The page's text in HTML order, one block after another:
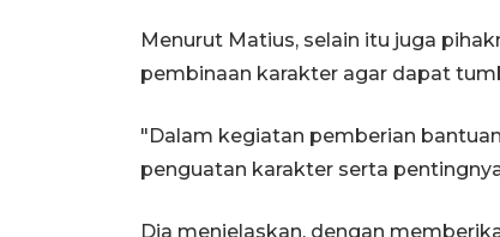
Menurut Matius, selain itu juga
pembinaan karakter agar dapat
"Dalam kegiatan pemberian
penguatan karakter serta
Dia menjelaskan, dengan